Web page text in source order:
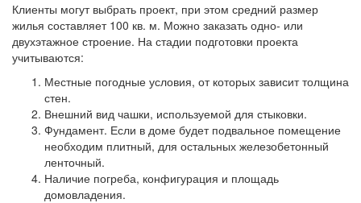
Клиенты могут выбрать проект, при этом средний размер
жилья составляет 100 кв. м. Можно заказать одно- или
двухэтажное строение. На стадии подготовки проекта
учитываются:
Местные погодные условия, от которых зависит толщина
стен.
Внешний вид чашки, используемой для стыковки.
Фундамент. Если в доме будет подвальное помещение
необходим плитный, для остальных железобетонный
ленточный.
Наличие погреба, конфигурация и площадь
домовладения.